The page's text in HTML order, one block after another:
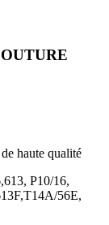
haute qualité
P10/16,
56E,